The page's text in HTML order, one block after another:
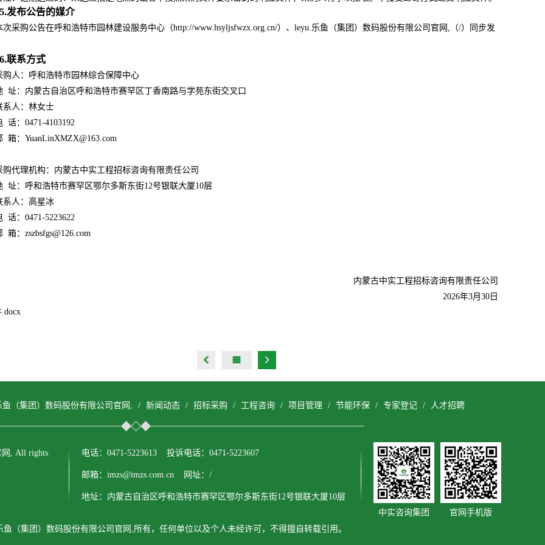
5.发布公告的媒介
次采购公告在呼和浩特市园林建设服务中心（http://www.hsyljsfwzx.org.cn/）、leyu.乐鱼（集团）数码股份有限公司官网,（/）同步发
6.联系方式
购人：呼和浩特市园林综合保障中心
址：内蒙古自治区呼和浩特市赛罕区丁香南路与学苑东街交叉口
系人：林女士
话：0471-4103192
箱：YuanLinXMZX@163.com
购代理机构：内蒙古中实工程招标咨询有限责任公司
址：呼和浩特市赛罕区鄂尔多斯东街12号银联大厦10层
系人：高星冰
话：0471-5223622
箱：zszbsfgs@126.com
内蒙古中实工程招标咨询有限责任公司
2026年3月30日
.docx
鱼（集团）数码股份有限公司官网, / 新闻动态 / 招标采购 / 工程咨询 / 项目管理 / 节能环保 / 专家登记 / 人才招聘
网, All rights 电话：0471-5223613 投诉电话：0471-5223607
邮箱：imzs@imzs.com.cn 网址：/
地址：内蒙古自治区呼和浩特市赛罕区鄂尔多斯东街12号银联大厦10层
中实咨询集团
官网手机版
（集团）数码股份有限公司官网,所有，任何单位以及个人未经许可，不得擅自转载引用。